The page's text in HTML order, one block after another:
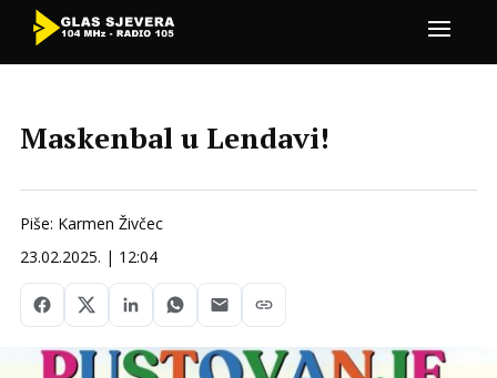
Maskenbal u Lendavi!
Piše: Karmen Živčec
23.02.2025. | 12:04